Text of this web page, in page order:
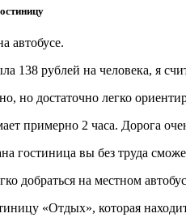
автобусе.
138 рублей на человека, я
но достаточно легко
примерно 2 часа. Дорога
гостиница вы без труда
добраться на местном
«Отдых», которая